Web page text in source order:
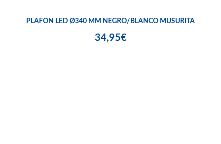
PLAFON LED Ø340 MM NEGRO/BLANCO MUSURITA
34,95€